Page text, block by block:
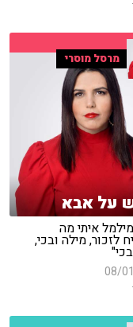
מרסל מוסרי
על אבא
איתי מה
לזכור, מילה ובכי,
08/